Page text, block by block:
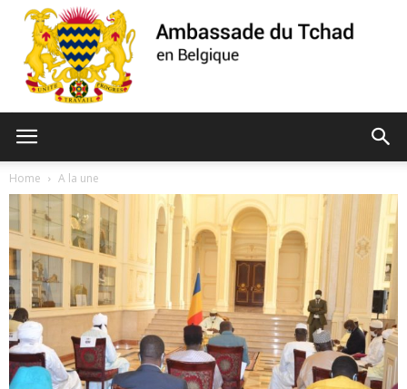
du
Tchad
Home A la une